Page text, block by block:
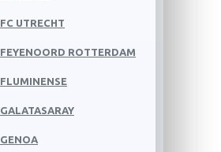
FC UTRECHT
FEYENOORD ROTTERDAM
FLUMINENSE
GALATASARAY
GENOA